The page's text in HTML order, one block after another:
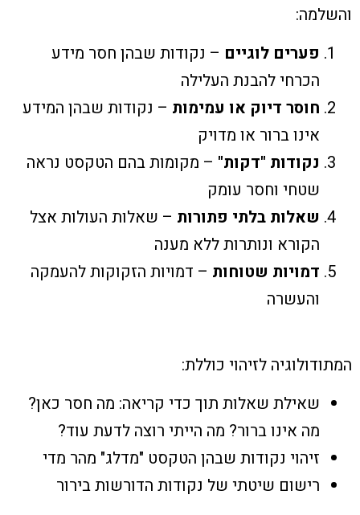
והשלמה:
פערים לוגיים – נקודות שבהן חסר מידע
הכרחי להבנת העלילה
חוסר דיוק או עמימות – נקודות שבהן המידע
אינו ברור או מדויק
נקודות "דקות" – מקומות בהם הטקסט נראה
שטחי וחסר עומק
שאלות בלתי פתורות – שאלות העולות אצל
הקורא ונותרות ללא מענה
דמויות שטוחות – דמויות הזקוקות להעמקה
והעשרה
המתודולוגיה לזיהוי כוללת:
שאילת שאלות תוך כדי קריאה: מה חסר כאן?
מה אינו ברור? מה הייתי רוצה לדעת עוד?
זיהוי נקודות שבהן הטקסט "מדלג" מהר מדי
רישום שיטתי של נקודות הדורשות בירור